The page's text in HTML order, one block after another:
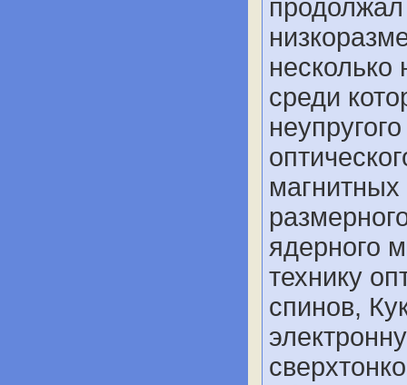
продолжал
среди
магнитных
ядерного
технику
спинов,